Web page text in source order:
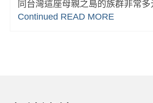
同台灣這座母親之島的族群非常
Continued READ MORE